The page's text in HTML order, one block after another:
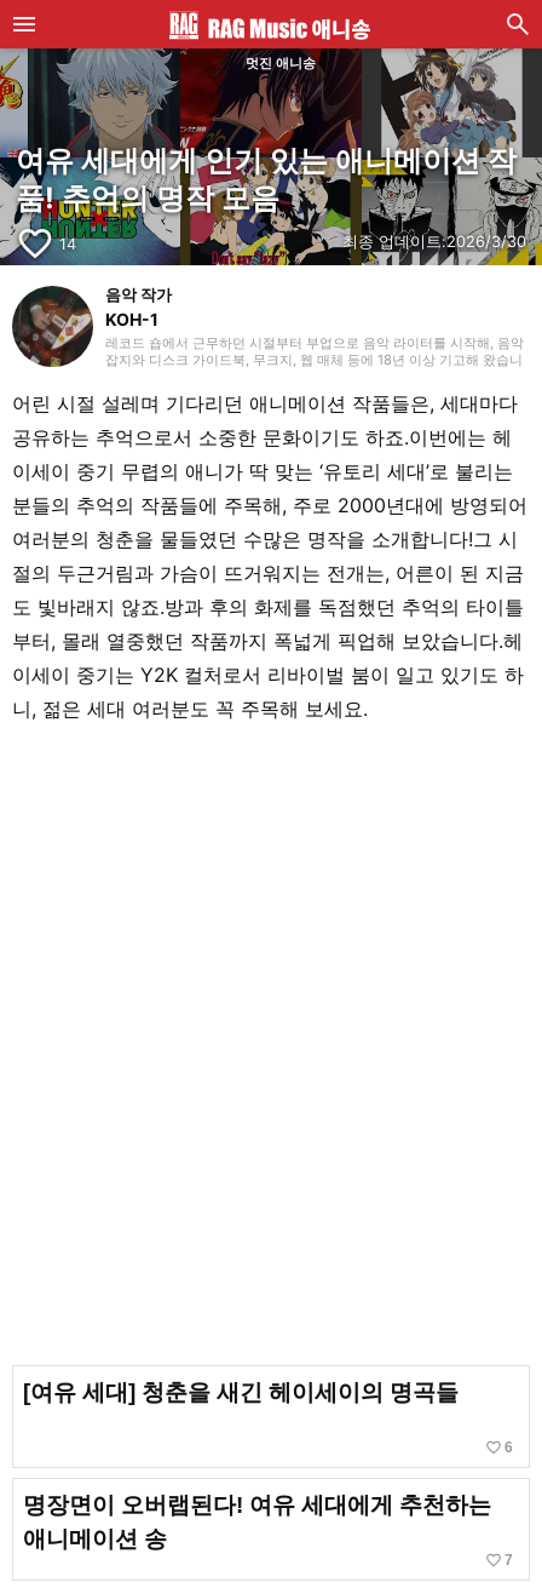
멋진 애니송
여유 세대에게 인기 있는 애니메이션 작
품! 추억의 명작 모음
favorite_border 14 최종 업데이트:2026/3/30
음악 작가
KOH-1
레코드 숍에서 근무하던 시절부터 부업으로 음악 라이터를 시작해, 음악
잡지와 디스크 가이드북, 무크지, 웹 매체 등에 18년 이상 기고해 왔습니
넘게 ‘좋아하는 것을 좋아한다’를 모토로 호기심을 잃지 않으려 항상 마음
쓰고 있습니다. 밴드 활동 경력이 있으며, 작사·작곡을 맡는 베이시스트
의 포지션이었습니다. 연주 경험이 있는 악기는 베이스, 기타, 피아노입
니다. 40대 중반부터 영어 공부를 시작해 현재도 계속하고 있습니다.
어린 시절 설레며 기다리던 애니메이션 작품들은, 세대마다
공유하는 추억으로서 소중한 문화이기도 하죠.이번에는 헤
이세이 중기 무렵의 애니가 딱 맞는 ‘유토리 세대’로 불리는
분들의 추억의 작품들에 주목해, 주로 2000년대에 방영되어
여러분의 청춘을 물들였던 수많은 명작을 소개합니다!그 시
절의 두근거림과 가슴이 뜨거워지는 전개는, 어른이 된 지금
도 빛바래지 않죠.방과 후의 화제를 독점했던 추억의 타이틀
부터, 몰래 열중했던 작품까지 폭넓게 픽업해 보았습니다.헤
이세이 중기는 Y2K 컬처로서 리바이벌 붐이 일고 있기도 하
니, 젊은 세대 여러분도 꼭 주목해 보세요.
[여유 세대] 청춘을 새긴 헤이세이의 명곡들
favorite_border 6
명장면이 오버랩된다! 여유 세대에게 추천하는
애니메이션 송
favorite_border 7